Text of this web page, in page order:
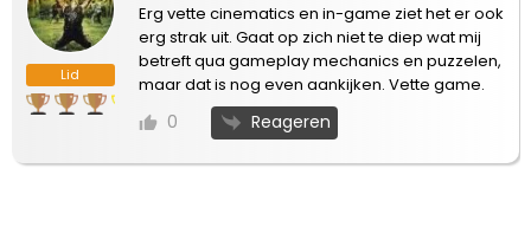
Lid
Erg vette cinematics en in-game ziet het er ook
erg strak uit. Gaat op zich niet te diep wat mij
betreft qua gameplay mechanics en puzzelen,
maar dat is nog even aankijken. Vette game.
0 Reageren